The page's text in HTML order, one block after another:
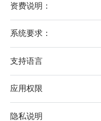
资费说明：
系统要求：
支持语言
应用权限
隐私说明